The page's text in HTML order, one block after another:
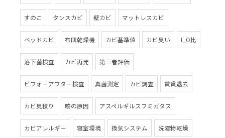
すのこ タンスカビ 壁カビ マットレスカビ
ベッドカビ 布団乾燥機 カビ基準値 カビ臭い I_O比
落下菌検査 カビ再発 第三者評価
ビフォーアフター検査 真菌測定 カビ調査 賃貸退去
カビ見積り 咳の原因 アスペルギルスフミガタス
カビアレルギー 寝室環境 換気システム 洗濯物乾燥